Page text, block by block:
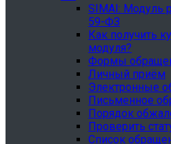
SIMAI: Модуль
59-ФЗ
Как получить
модуля?
Формы
Личный приём
Электронные
Письменное
Порядок
Проверить
Список